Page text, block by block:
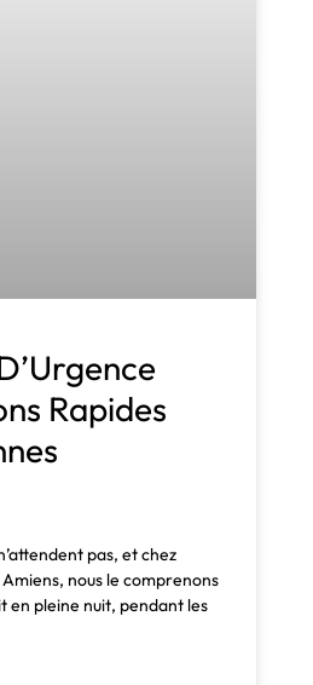
Rapides
pas, et chez
Amiens, nous le comprenons
en pleine nuit, pendant les